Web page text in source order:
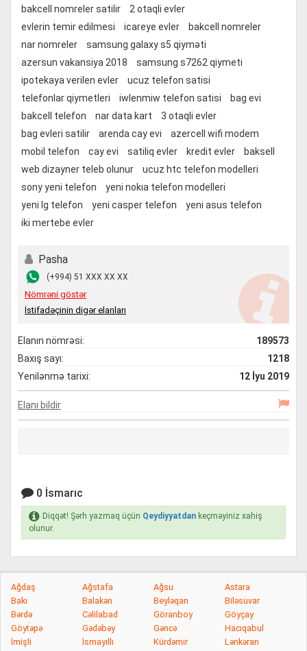
bakcell nomreler satilir
2 otaqli evler
evlerin temir edilmesi
icareye evler
bakcell nomreler
nar nomreler
samsung galaxy s5 qiyməti
azersun vakansiya 2018
samsung s7262 qiymeti
ipotekaya verilen evler
ucuz telefon satisi
telefonlar qiymetleri
iwlenmiw telefon satisi
bag evi
bakcell telefon
nar data kart
3 otaqli evler
bag evleri satilir
arenda cay evi
azercell wifi modem
mobil telefon
cay evi satiliq evler kredit evler
baksell
web dizayner teleb olunur
ucuz htc telefon modelleri
sony yeni telefon
yeni nokıa telefon modelleri
yeni lg telefon
yeni casper telefon
yeni asus telefon
iki mertebe evler
Pasha
(+994) 51 XXX XX XX
Nömrəni göstər
İstifadəçinin digər elanları
Elanın nömrəsi:
189573
Baxış sayı:
1218
Yenilənmə tarixi:
12 İyu 2019
Elanı bildir
0 İsmarıc
Diqqət! Şərh yazmaq üçün Qeydiyyatdan keçməyiniz xahiş
olunur.
Ağdaş Ağstafa Ağsu
Astara
Bakı
Balakən Beyləqan
Biləsuvar
Bərdə
Cəlilabad Göranboy
Göyçay
Göytəpə
Gədəbəy Gəncə
Hacıqabul
İmişli
İsmayıllı Kürdəmir
Lənkəran